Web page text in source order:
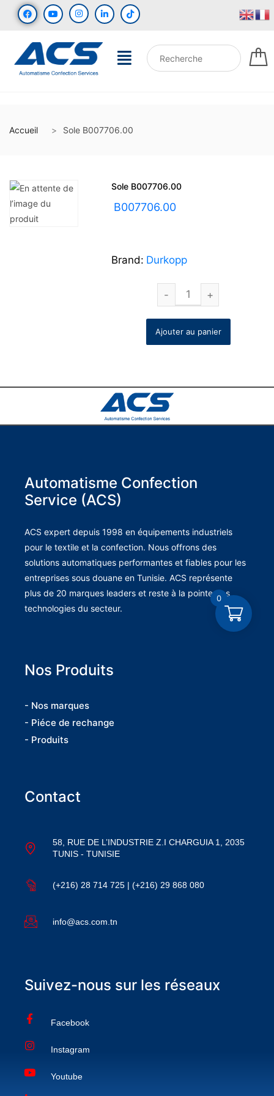
Accueil Sole B007706.00
Sole B007706.00
B007706.00
Brand: Durkopp
Ajouter au panier
Automatisme Confection
Service (ACS)
ACS expert depuis 1998 en équipements industriels
pour le textile et la confection. Nous offrons des
solutions automatiques performantes et fiables pour les
entreprises sous douane en Tunisie. ACS représente
plus de 20 marques leaders et reste à la pointe des
technologies du secteur.
Nos Produits
- Nos marques
- Piéce de rechange
- Produits
Contact
58, RUE DE L’INDUSTRIE Z.I CHARGUIA 1, 2035
TUNIS - TUNISIE
(+216) 28 714 725 | (+216) 29 868 080
info@acs.com.tn
Suivez-nous sur les réseaux
Facebook
Instagram
Youtube
0